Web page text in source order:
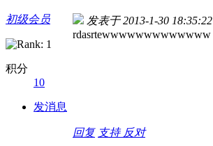
初级会员
积分
10
发消息
发表于 2013-1-30 18:35:22
rdasrtewwwwwwwwwwwww
回复 支持 反对